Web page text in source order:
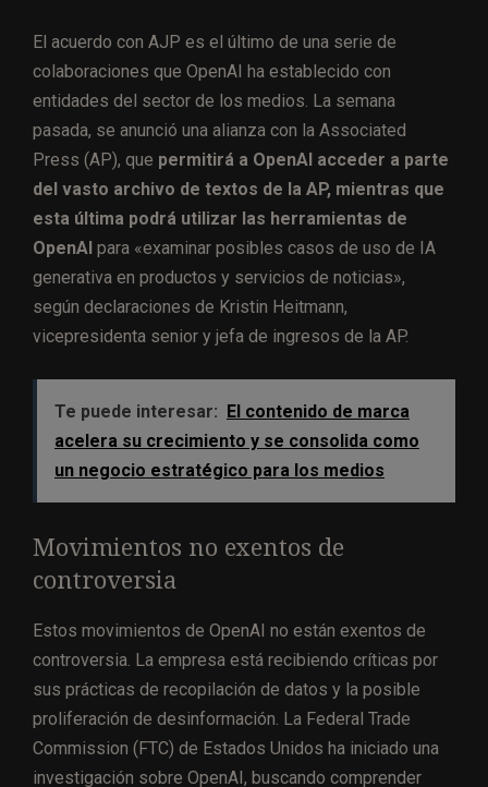
El acuerdo con AJP es el último de una serie de
colaboraciones que OpenAI ha establecido con
entidades del sector de los medios. La semana
pasada, se anunció una alianza con la Associated
Press (AP), que permitirá a OpenAI acceder a parte
del vasto archivo de textos de la AP, mientras que
esta última podrá utilizar las herramientas de
OpenAI para «examinar posibles casos de uso de IA
generativa en productos y servicios de noticias»,
según declaraciones de Kristin Heitmann,
vicepresidenta senior y jefa de ingresos de la AP.
Te puede interesar:
El contenido de marca
acelera su crecimiento y se consolida como
un negocio estratégico para los medios
Movimientos no exentos de
controversia
Estos movimientos de OpenAI no están exentos de
controversia. La empresa está recibiendo críticas por
sus prácticas de recopilación de datos y la posible
proliferación de desinformación. La Federal Trade
Commission (FTC) de Estados Unidos ha iniciado una
investigación sobre OpenAI, buscando comprender